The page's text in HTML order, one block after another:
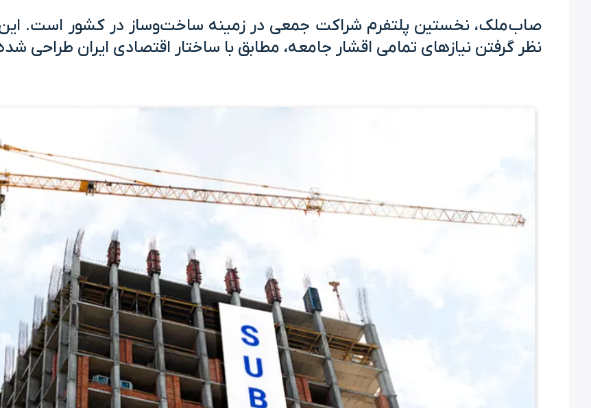
صاب‌ملک، نخستین پلتفرم شراکت جمعی در زمینه ساخت‌و‌ساز در کشور است. این
نظر گرفتن نیازهای تمامی اقشار جامعه، مطابق با ساختار اقتصادی ایران طراحی